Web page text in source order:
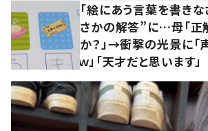
「絵にあう言葉を書き
さかの解答”に…母「正
か？」→衝撃の光景に「
ｗ」「天才だと思います」